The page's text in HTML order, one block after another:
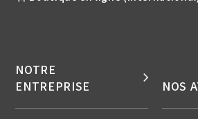
NOTRE
ENTREPRISE
NOS